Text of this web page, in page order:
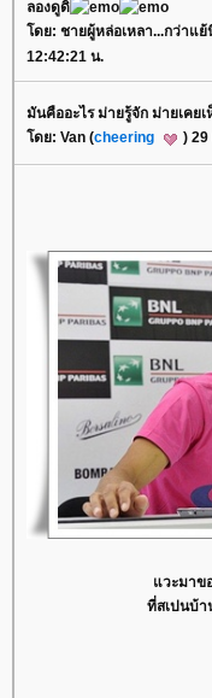
ลองดูดิ
ดย: ชายผู้หล่อเหลา...กว่าแย้
12:42:21 น.
มันคืออะไร ม่ายรู้จัก ม่ายเคย
ดย: Van (cheering ) 29
วะมาขอ
ที่สเปนบ้า